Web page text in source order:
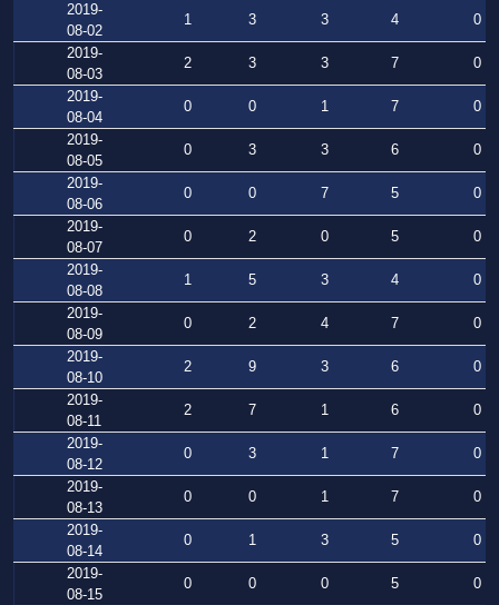
2019-
08-02
1 3 3 4
0
2019-
08-03
2 3 3 7
0
2019-
08-04
0 0 1 7
0
2019-
08-05
0 3 3 6
0
2019-
08-06
0 0 7 5
0
2019-
08-07
0 2 0 5
0
2019-
08-08
1 5 3 4
0
2019-
08-09
0 2 4 7
0
2019-
08-10
2 9 3 6
0
2019-
08-11
2 7 1 6
0
2019-
08-12
0 3 1 7
0
2019-
08-13
0 0 1 7
0
2019-
08-14
0 1 3 5
0
2019-
08-15
0 0 0 5
0